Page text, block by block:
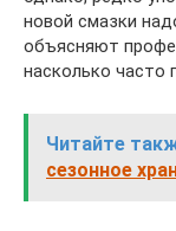
новой смазки
объясняют
насколько часто
Читайте
сезонное